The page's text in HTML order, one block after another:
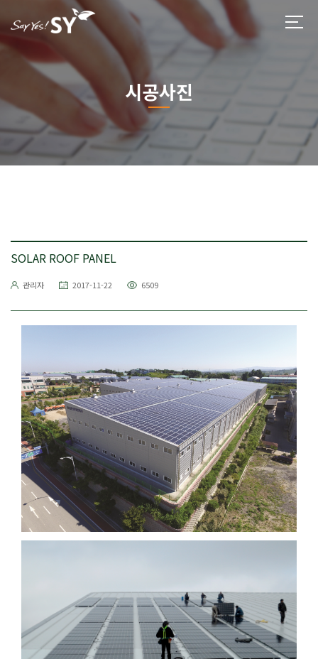
시공사진
SOLAR ROOF PANEL
관리자 2017-11-22 6509